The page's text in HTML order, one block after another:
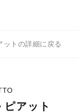
ットの詳細に戻る
ピアット